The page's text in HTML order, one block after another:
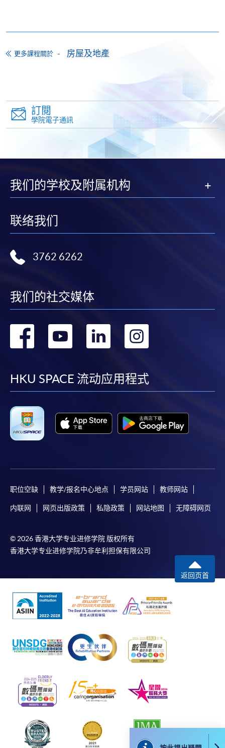
如欲了解如何於網上報讀新課程及繳費，請瀏覽網上
-個別學歷頒授課程
報讀同一學歷頒授課程內其他單元
交下期學費的學員，提供網上服務，如學員就讀的課
程設有此服務，課程負責人會通知學員有關程序。
網上支付可通過「繳費靈」(PPS) (不適用於手機)、
VISA 或 Mastercard、「微信支付」(Online WeChat
繳付學費。
親身報名/郵遞
報讀新課程
SF26報名表，親往報名中心或以郵遞方式連同學
費以及所需證明文件呈交。
[下載報名表SF26
申請學歷頒授及專業課程可能需要其他資料，報名
往報名中心或以郵遞方式遞交。
報讀同一學歷頒授課程內其他單元
​學院為學歷頒授課程特設「註冊及學費通知」，適
用於一般學歷頒授課程。
課程負責人會為學員送上「註冊及學費通知」
心或以郵遞方式，遞交「通知」及繳交所需費用。
何疑問，請詳閱個別課程資料，或聯絡有關課程負責
人或報名中心。
課程/科目報名注意事項:
選用網上報名服務必須在已接駁互聯網及支援
Google Chrome瀏覽器。
申請人不應閒置申請超過10分鐘。否則，申請人
更多課程關於 房屋及地產
訂閱
學院電子通訊
我们的学校及附属机构
联络我们
3762 6262
我们的社交媒体
转
facebook
转
youtube
转
linkedin
HKU SPACE 流动应用程式
职位空缺 教学/报名中心地点 学员网站 教师网站
内联网 网页出版政策 私隐政策 网站地图 无障碍网页
© 2026 香港大学专业进修学院 版权所有
香港大学专业进修学院乃非牟利担保有限公司
返回页首